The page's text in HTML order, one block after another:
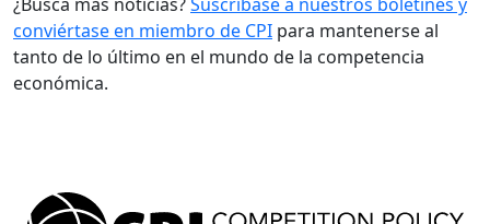
conviértase en miembro de CPI para mantenerse al
tanto de lo último en el mundo de la competencia
económica.